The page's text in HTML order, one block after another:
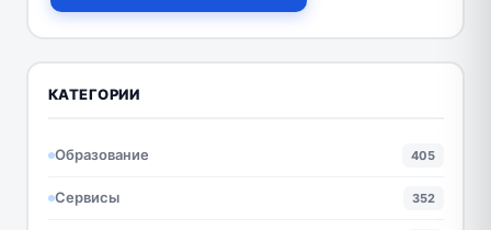
КАТЕГОРИИ
Образование 405
Сервисы 352